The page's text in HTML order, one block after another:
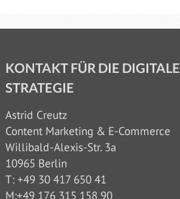
KONTAKT FÜR DIE DIGITALE
STRATEGIE
Astrid Creutz
Content Marketing & E-Commerce
Willibald-Alexis-Str. 3a
10965 Berlin
T: +49 30 417 650 41
M:+49 176 315 158 90